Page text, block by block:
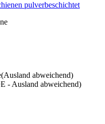
pulverbeschichtet
abweichend)
- Ausland abweichend)